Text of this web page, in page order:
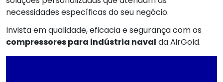
necessidades específicas do seu negócio.
Invista em qualidade, eficacia e segurança com os
compressores para indústria naval da AirGold.